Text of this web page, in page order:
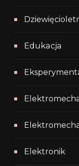
Edukacja
Elektronik